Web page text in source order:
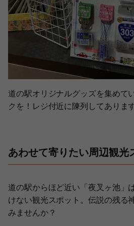
道の駅オリジナルグッズを集めて
クを！レジ付近に陳列してありま
あわせて寄りたい周辺観光
道の駅からほど近い「夜叉ヶ池」
けない観光スポット。伝説の残る
みませんか？